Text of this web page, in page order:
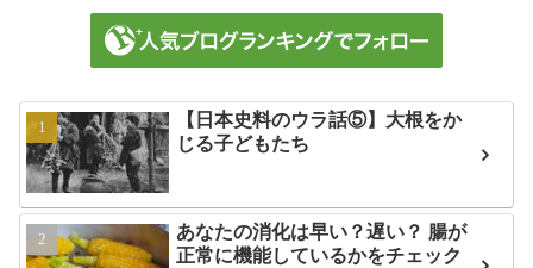
【日本史料のウラ話⑤】大根をか
じる子どもたち
あなたの消化は早い？遅い？ 腸が
正常に機能しているかをチェック